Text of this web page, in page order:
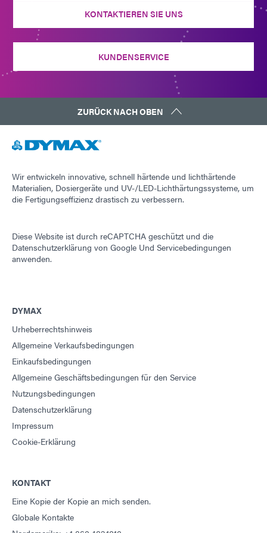
KONTAKTIEREN SIE UNS
KUNDENSERVICE
ZURÜCK NACH OBEN
Wir entwickeln innovative, schnell härtende und lichthärtende
Materialien, Dosiergeräte und UV-/LED-Lichthärtungssysteme, um
die Fertigungseffizienz drastisch zu verbessern.
Diese Website ist durch reCAPTCHA geschützt und die
Datenschutzerklärung von Google Und Servicebedingungen
anwenden.
DYMAX
Urheberrechtshinweis
Allgemeine Verkaufsbedingungen
Einkaufsbedingungen
Allgemeine Geschäftsbedingungen für den Service
Nutzungsbedingungen
Datenschutzerklärung
Impressum
Cookie-Erklärung
KONTAKT
Eine Kopie der Kopie an mich senden.
Globale Kontakte